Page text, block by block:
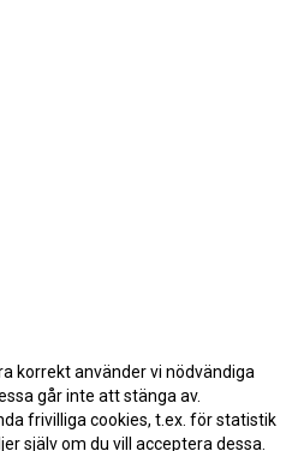
korrekt använder vi nödvändiga
går inte att stänga av.
frivilliga cookies, t.ex. för statistik
själv om du vill acceptera dessa.